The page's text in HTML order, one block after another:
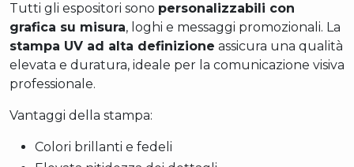
Tutti gli espositori sono personalizzabili con
grafica su misura, loghi e messaggi promozionali. La
stampa UV ad alta definizione assicura una qualità
elevata e duratura, ideale per la comunicazione visiva
professionale.
Vantaggi della stampa:
Colori brillanti e fedeli